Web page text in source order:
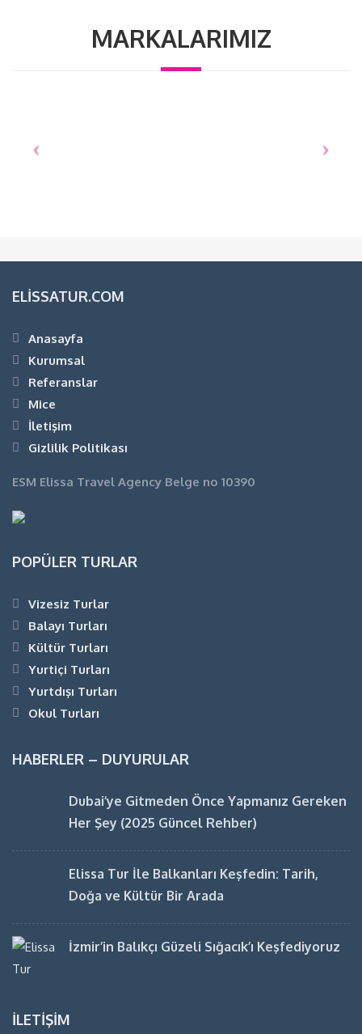
MARKALARIMIZ
ELISSATUR.COM
Anasayfa
Kurumsal
Referanslar
Mice
İletişim
Gizlilik Politikası
ESM Elissa Travel Agency Belge no 10390
POPÜLER TURLAR
Vizesiz Turlar
Balayı Turları
Kültür Turları
Yurtiçi Turları
Yurtdışı Turları
Okul Turları
HABERLER – DUYURULAR
Dubai’ye Gitmeden Önce Yapmanız Gereken
Her Şey (2025 Güncel Rehber)
Elissa Tur İle Balkanları Keşfedin: Tarih,
Doğa ve Kültür Bir Arada
İzmir’in Balıkçı Güzeli Sığacık’ı Keşfediyoruz
İLETIŞIM